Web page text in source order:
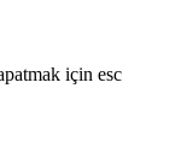
için esc